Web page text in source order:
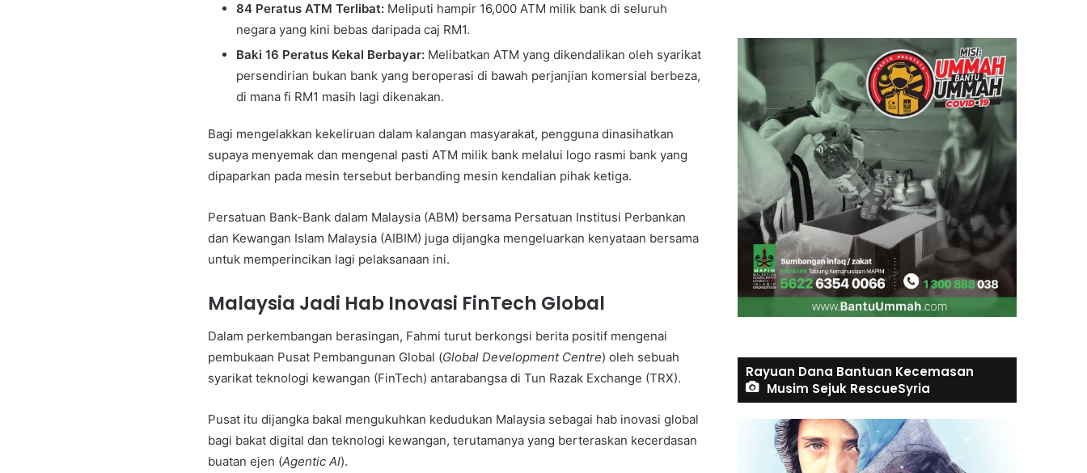
84 Peratus ATM Terlibat: Meliputi hampir 16,000 ATM milik bank di seluruh
negara yang kini bebas daripada caj RM1.
Baki 16 Peratus Kekal Berbayar: Melibatkan ATM yang dikendalikan oleh syarikat
persendirian bukan bank yang beroperasi di bawah perjanjian komersial berbeza,
di mana fi RM1 masih lagi dikenakan.
Bagi mengelakkan kekeliruan dalam kalangan masyarakat, pengguna dinasihatkan
supaya menyemak dan mengenal pasti ATM milik bank melalui logo rasmi bank yang
dipaparkan pada mesin tersebut berbanding mesin kendalian pihak ketiga.
Persatuan Bank-Bank dalam Malaysia (ABM) bersama Persatuan Institusi Perbankan
dan Kewangan Islam Malaysia (AIBIM) juga dijangka mengeluarkan kenyataan bersama
untuk memperincikan lagi pelaksanaan ini.
Malaysia Jadi Hab Inovasi FinTech Global
Dalam perkembangan berasingan, Fahmi turut berkongsi berita positif mengenai
pembukaan Pusat Pembangunan Global (Global Development Centre) oleh sebuah
syarikat teknologi kewangan (FinTech) antarabangsa di Tun Razak Exchange (TRX).
Pusat itu dijangka bakal mengukuhkan kedudukan Malaysia sebagai hab inovasi global
bagi bakat digital dan teknologi kewangan, terutamanya yang berteraskan kecerdasan
buatan ejen (Agentic AI).
Rayuan Dana Bantuan Kecemasan
Musim Sejuk RescueSyria